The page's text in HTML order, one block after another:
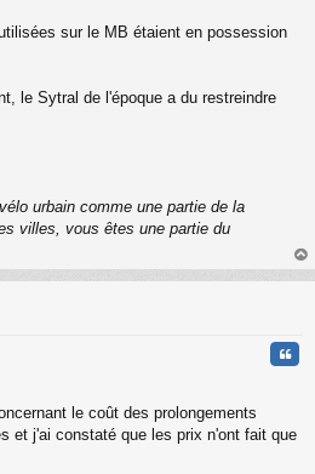
sur le MB étaient en possession
le Sytral de l'époque a du restreindre
urbain comme une partie de la
villes, vous êtes une partie du
au
le coût des prolongements
et j'ai constaté que les prix n'ont fait que